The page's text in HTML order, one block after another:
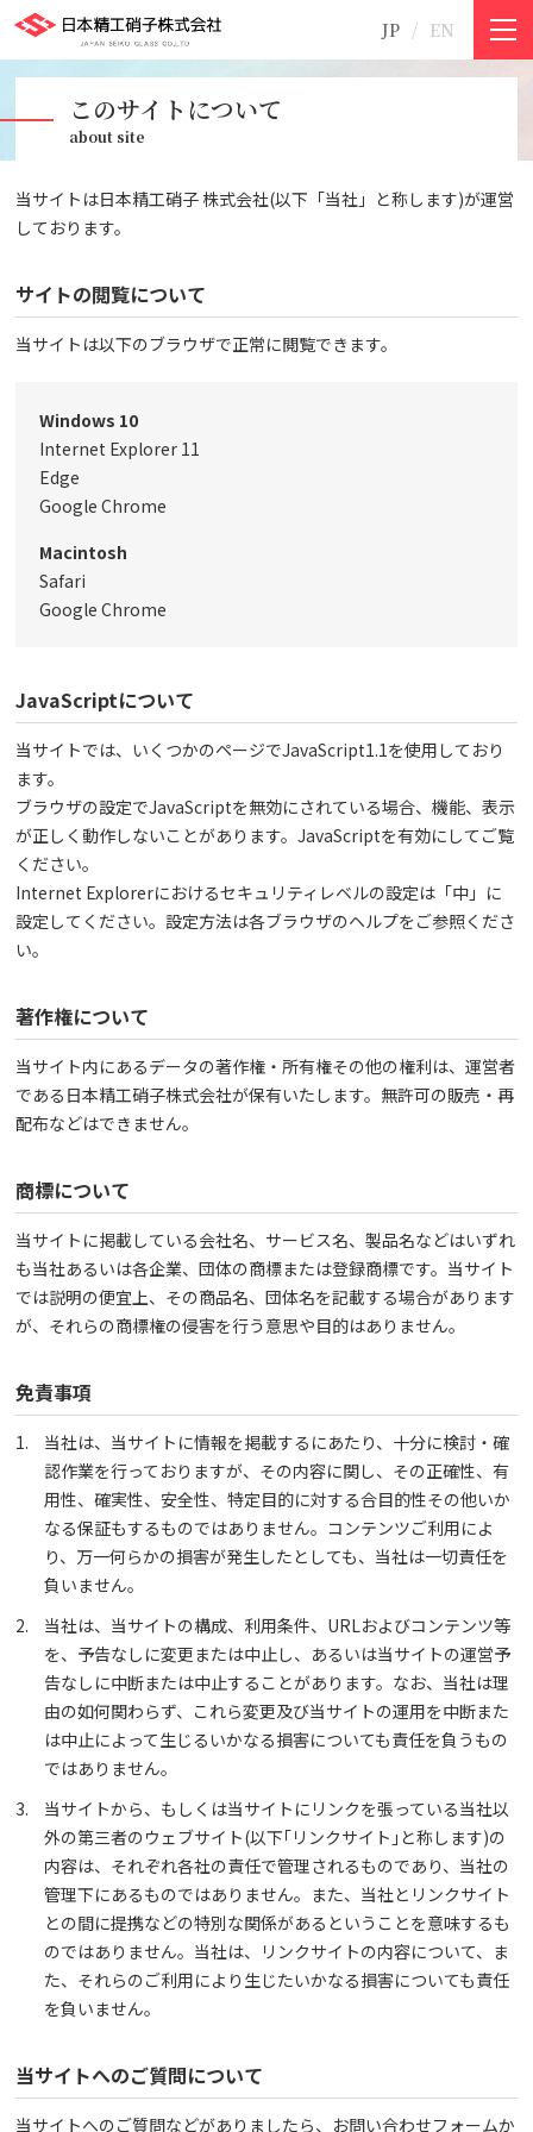
JP EN
このサイトについて
about site
当サイトは日本精工硝子 株式会社(以下「当社」と称します)が運営
しております。
サイトの閲覧について
当サイトは以下のブラウザで正常に閲覧できます。
Windows 10
Internet Explorer 11
Edge
Google Chrome
Macintosh
Safari
Google Chrome
JavaScriptについて
当サイトでは、いくつかのページでJavaScript1.1を使用しており
ます。
ブラウザの設定でJavaScriptを無効にされている場合、機能、表示
が正しく動作しないことがあります。JavaScriptを有効にしてご覧
ください。
Internet Explorerにおけるセキュリティレベルの設定は「中」に
設定してください。設定方法は各ブラウザのヘルプをご参照くださ
い。
著作権について
当サイト内にあるデータの著作権・所有権その他の権利は、運営者
である日本精工硝子株式会社が保有いたします。無許可の販売・再
配布などはできません。
商標について
当サイトに掲載している会社名、サービス名、製品名などはいずれ
も当社あるいは各企業、団体の商標または登録商標です。当サイト
では説明の便宜上、その商品名、団体名を記載する場合があります
が、それらの商標権の侵害を行う意思や目的はありません。
免責事項
当社は、当サイトに情報を掲載するにあたり、十分に検討・確
認作業を行っておりますが、その内容に関し、その正確性、有
用性、確実性、安全性、特定目的に対する合目的性その他いか
なる保証もするものではありません。コンテンツご利用によ
り、万一何らかの損害が発生したとしても、当社は一切責任を
負いません。
当社は、当サイトの構成、利用条件、URLおよびコンテンツ等
を、予告なしに変更または中止し、あるいは当サイトの運営予
告なしに中断または中止することがあります。なお、当社は理
由の如何関わらず、これら変更及び当サイトの運用を中断また
は中止によって生じるいかなる損害についても責任を負うもの
ではありません。
当サイトから、もしくは当サイトにリンクを張っている当社以
外の第三者のウェブサイト(以下｢リンクサイト｣と称します)の
内容は、それぞれ各社の責任で管理されるものであり、当社の
管理下にあるものではありません。また、当社とリンクサイト
との間に提携などの特別な関係があるということを意味するも
のではありません。当社は、リンクサイトの内容について、ま
た、それらのご利用により生じたいかなる損害についても責任
を負いません。
当サイトへのご質問について
当サイトへのご質問などがありましたら、お問い合わせフォームか